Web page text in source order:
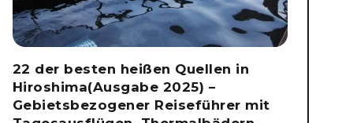
22 der besten heißen Quellen in
Hiroshima(Ausgabe 2025) –
Gebietsbezogener Reiseführer mit